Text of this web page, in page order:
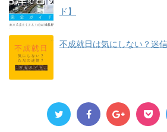
ド】
不成就日は気にしない？迷